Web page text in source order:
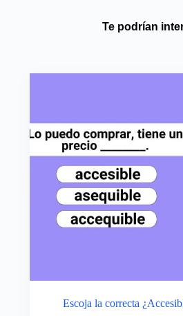
Te podrían
Escoja la correcta